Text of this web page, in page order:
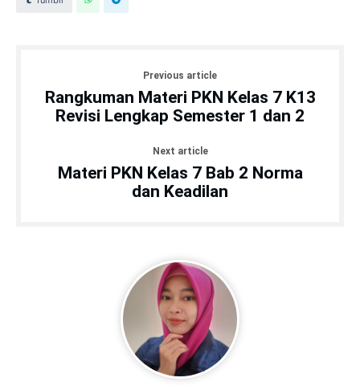
Previous article
Rangkuman Materi PKN Kelas 7 K13
Revisi Lengkap Semester 1 dan 2
Next article
Materi PKN Kelas 7 Bab 2 Norma
dan Keadilan